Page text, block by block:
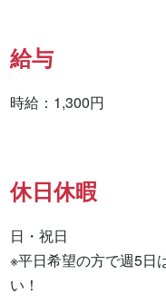
給与
時給：1,300円
休日休暇
日・祝日
※平日希望の方で週5日
い！